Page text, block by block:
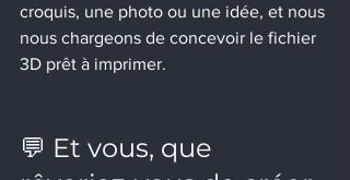
croquis, une photo ou une idée, et nous
nous chargeons de concevoir le fichier
3D prêt à imprimer.
💬 Et vous, que